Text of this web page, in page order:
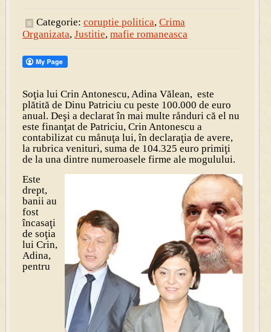
Categorie: coruptie politica, Crima
Organizata, Justitie, mafie romaneasca
Soţia lui Crin Antonescu, Adina Vălean, este
plătită de Dinu Patriciu cu peste 100.000 de euro
anual. Deşi a declarat în mai multe rånduri că el nu
este finanţat de Patriciu, Crin Antonescu a
contabilizat cu månuţa lui, în declaraţia de avere,
la rubrica venituri, suma de 104.325 euro primiţi
de la una dintre numeroasele firme ale mogulului.
Este
drept,
banii au
fost
încasaţi
de soţia
lui Crin,
Adina,
pentru